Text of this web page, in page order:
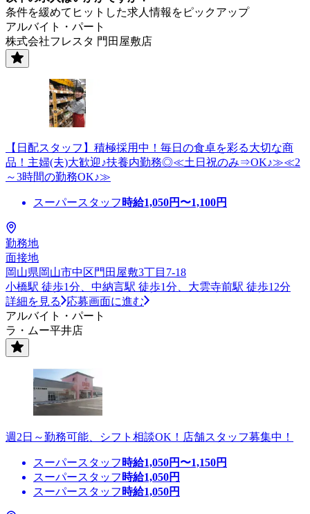
条件を緩めてヒットした求人情報をピックアップ
アルバイト・パート
株式会社フレスタ 門田屋敷店
【日配スタッフ】積極採用中！毎日の食卓を彩る大切な商
品！主婦(夫)大歓迎♪扶養内勤務◎≪土日祝のみ⇒OK♪≫≪2
～3時間の勤務OK♪≫
スーパースタッフ 時給1,050円〜1,100円
勤務地
面接地
岡山県岡山市中区門田屋敷3丁目7-18
小橋駅 徒歩1分、中納言駅 徒歩1分、大雲寺前駅 徒歩12分
詳細を見る
応募画面に進む
アルバイト・パート
ラ・ムー平井店
週2日～勤務可能、シフト相談OK！店舗スタッフ募集中！
スーパースタッフ 時給1,050円〜1,150円
スーパースタッフ 時給1,050円
スーパースタッフ 時給1,050円